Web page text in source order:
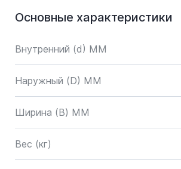
Основные характеристики
Внутренний (d) ММ
Наружный (D) ММ
Ширина (B) MM
Вес (кг)